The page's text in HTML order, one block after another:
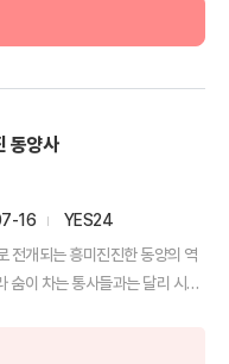
동양사
16
YES24
전개되는 흥미진진한 동양의 역
숨이 차는 통사들과는 달리 시